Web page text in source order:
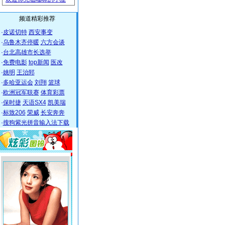
频道精彩推荐
·皮诺切特 西安事变
·乌鲁木齐停暖 六方会谈
·台北高雄市长选举
·免费电影 top新闻 医改
·姚明 王治郅
·多哈亚运会 刘翔 篮球
·欧洲冠军联赛 体育彩票
·保时捷 天语SX4 凯美瑞
·标致206 荣威 长安奔奔
·搜狗紫光拼音输入法下载